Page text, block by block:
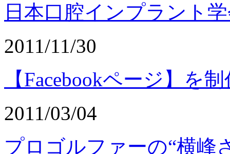
日本口腔インプラント
2011/11/30
【Facebookページ】を
2011/03/04
プロゴルファーの“横峰